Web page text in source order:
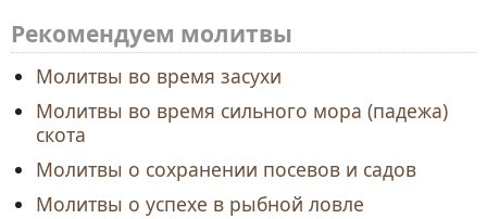
Рекомендуем молитвы
Молитвы во время засухи
Молитвы во время сильного мора (падежа)
скота
Молитвы о сохранении посевов и садов
Молитвы о успехе в рыбной ловле